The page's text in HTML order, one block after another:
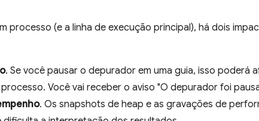
processo (e a linha de execução principal), há dois
. Se você pausar o depurador em uma guia, isso poderá
Você vai receber o aviso "O depurador foi
. Os snapshots de heap e as gravações de